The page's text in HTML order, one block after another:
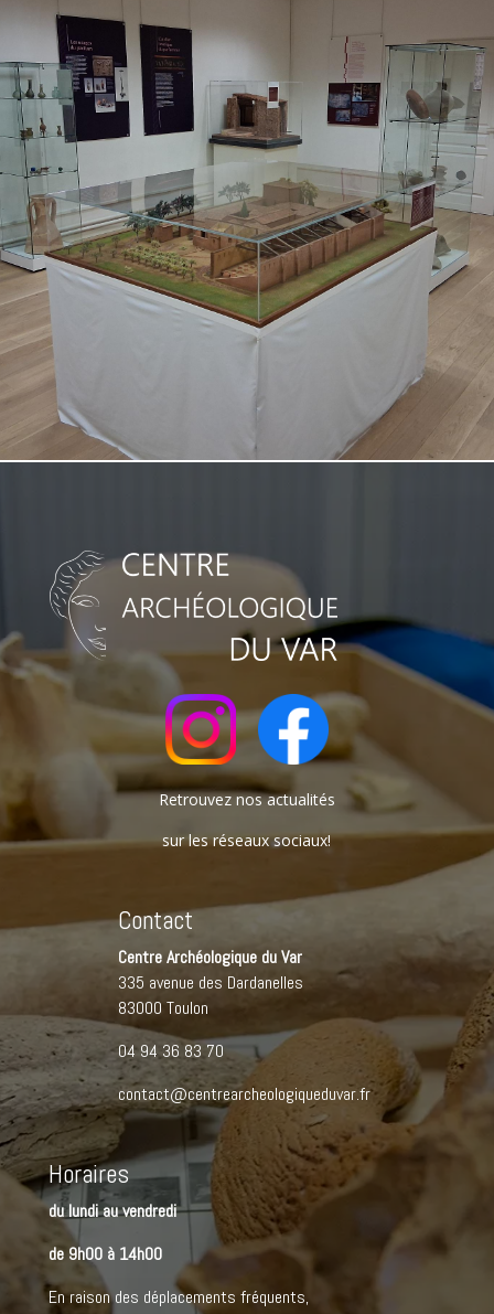
Retrouvez nos actualités
sur les réseaux sociaux!
Contact
Centre Archéologique du Var
335 avenue des Dardanelles
83000 Toulon
04 94 36 83 70
contact@centrearcheologiqueduvar.fr
Horaires
du lundi au vendredi
de 9h00 à 14h00
En raison des déplacements fréquents,